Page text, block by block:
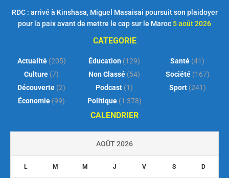
RDC : arrivé à Kinshasa, Miguel Masaisai poursuit son plaidoyer
pour la paix avant de mettre le cap sur le Maroc 5 août 2026
CATEGORIE
Actualité(205)
Culture (7)
Découverte (2)
Économie (99)
Éducation (129)
Non Classé (54)
Podcast (1)
Politique(1 378)
Santé (41)
Société(167)
Sport(241)
CALENDRIER
AOÛT 2026
L M M J V S D